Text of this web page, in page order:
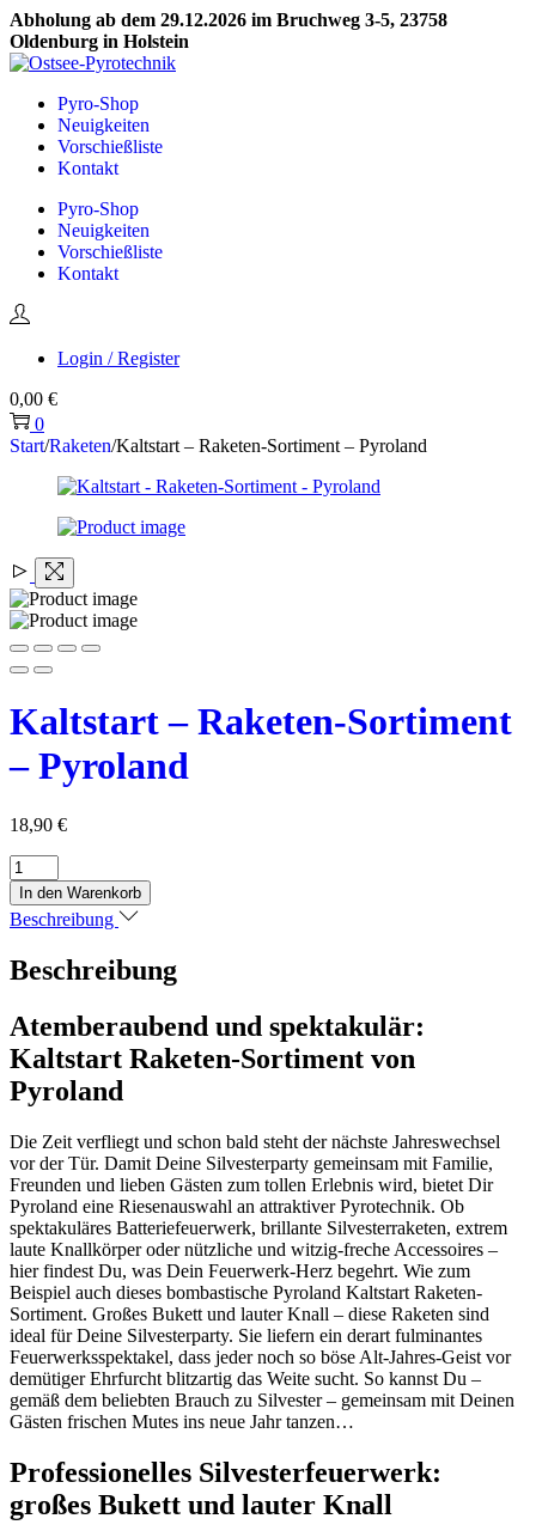
Abholung ab dem 29.12.2026 im Bruchweg 3-5, 23758
Oldenburg in Holstein
Skip
navigation
Skip
contentPyro-Shop
Neuigkeiten
Vorschießliste
Kontakt
Pyro-Shop
Neuigkeiten
Vorschießliste
Kontakt
Login / Register
0,00 €
0
Start/Raketen/Kaltstart – Raketen-Sortiment – Pyroland
Kaltstart – Raketen-Sortiment
– Pyroland
18,90 €
Kaltstart
-
Raketen-
Sortiment
Pyroland
In den Warenkorb
Beschreibung
Beschreibung
Atemberaubend und spektakulär:
Kaltstart Raketen-Sortiment von
Pyroland
Die Zeit verfliegt und schon bald steht der nächste Jahreswechsel
vor der Tür. Damit Deine Silvesterparty gemeinsam mit Familie,
Freunden und lieben Gästen zum tollen Erlebnis wird, bietet Dir
Pyroland eine Riesenauswahl an attraktiver Pyrotechnik. Ob
spektakuläres Batteriefeuerwerk, brillante Silvesterraketen, extrem
laute Knallkörper oder nützliche und witzig-freche Accessoires –
hier findest Du, was Dein Feuerwerk-Herz begehrt. Wie zum
Beispiel auch dieses bombastische Pyroland Kaltstart Raketen-
Sortiment. Großes Bukett und lauter Knall – diese Raketen sind
ideal für Deine Silvesterparty. Sie liefern ein derart fulminantes
Feuerwerksspektakel, dass jeder noch so böse Alt-Jahres-Geist vor
demütiger Ehrfurcht blitzartig das Weite sucht. So kannst Du –
gemäß dem beliebten Brauch zu Silvester – gemeinsam mit Deinen
Gästen frischen Mutes ins neue Jahr tanzen…
Professionelles Silvesterfeuerwerk:
großes Bukett und lauter Knall